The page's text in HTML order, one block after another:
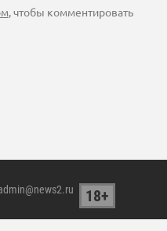
, чтобы комментировать
18+